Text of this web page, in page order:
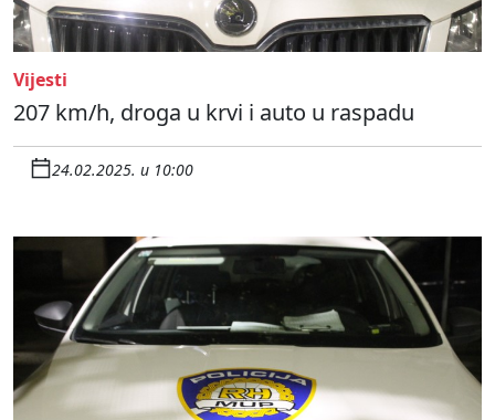
Vijesti
207 km/h, droga u krvi i auto u raspadu
24.02.2025. u 10:00